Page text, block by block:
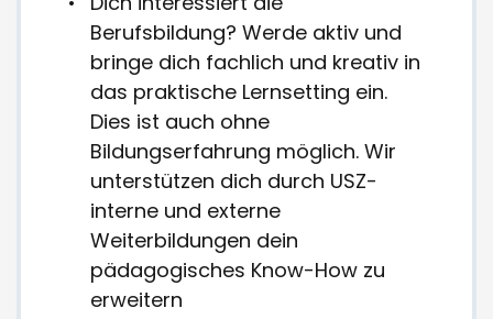
Berufsbildung? Werde aktiv und
bringe dich fachlich und kreativ in
das praktische Lernsetting ein.
Dies ist auch ohne
Bildungserfahrung möglich. Wir
unterstützen dich durch USZ-
interne und externe
Weiterbildungen dein
pädagogisches Know-How zu
erweitern